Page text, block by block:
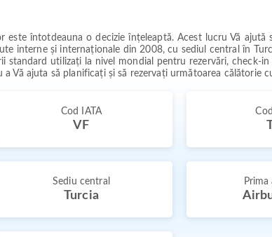
este întotdeauna o decizie înțeleaptă. Acest lucru Vă
interne și internaționale din 2008, cu sediul central în
standard utilizați la nivel mondial pentru rezervări, check-
Vă ajuta să planificați și să rezervați următoarea călătorie
Cod IATA
VF
Sediu central
Turcia
Prima